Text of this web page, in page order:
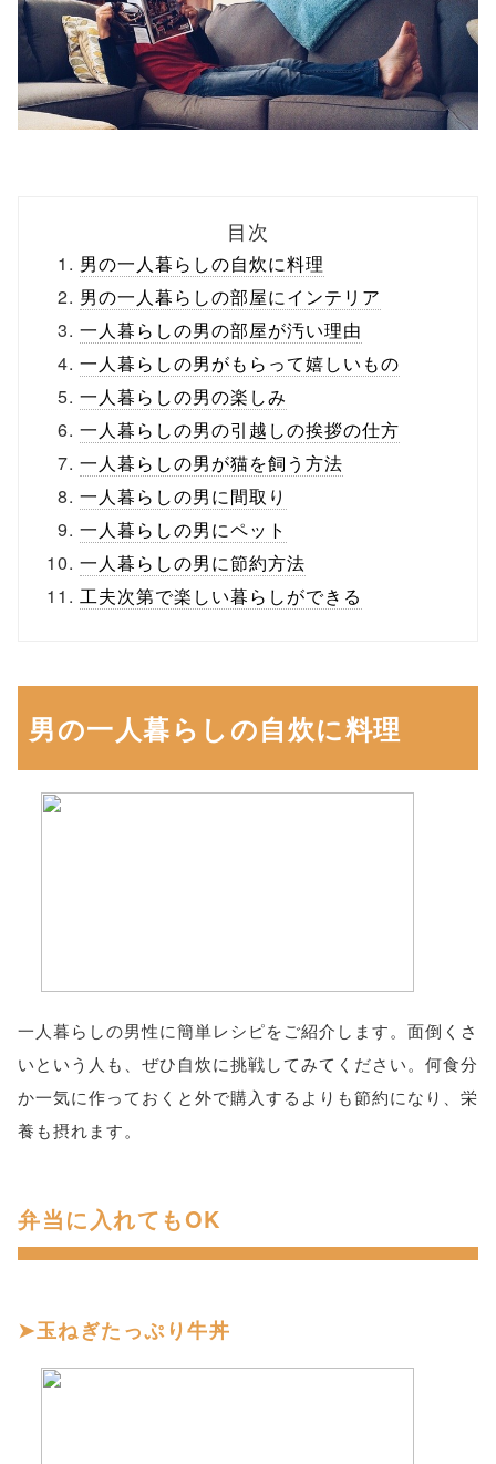
目次
男の一人暮らしの自炊に料理
男の一人暮らしの部屋にインテリア
一人暮らしの男の部屋が汚い理由
一人暮らしの男がもらって嬉しいもの
一人暮らしの男の楽しみ
一人暮らしの男の引越しの挨拶の仕方
一人暮らしの男が猫を飼う方法
一人暮らしの男に間取り
一人暮らしの男にペット
一人暮らしの男に節約方法
工夫次第で楽しい暮らしができる
男の一人暮らしの自炊に料理
一人暮らしの男性に簡単レシピをご紹介します。面倒くさ
いという人も、ぜひ自炊に挑戦してみてください。何食分
か一気に作っておくと外で購入するよりも節約になり、栄
養も摂れます。
弁当に入れてもOK
玉ねぎたっぷり牛丼